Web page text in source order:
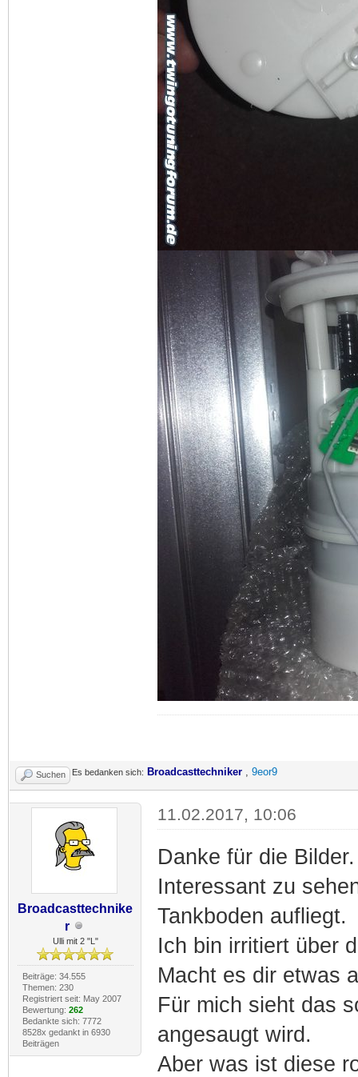
Suchen Es bedanken sich: Broadcasttechniker 9eor9
Broadcasttechnike
r
Ulli mit 2 "L"
Beiträge: 34.555
Themen: 230
Registriert seit: May 2007
Bewertung: 262
Bedankte sich: 7772
8528x gedankt in 6930
Beiträgen
11.02.2017, 10:06
Danke für die Bilder.
Interessant zu
Tankboden aufliegt.
Ich bin irritiert über
Macht es dir etwas
Für mich sieht das
angesaugt wird.
Aber was ist diese